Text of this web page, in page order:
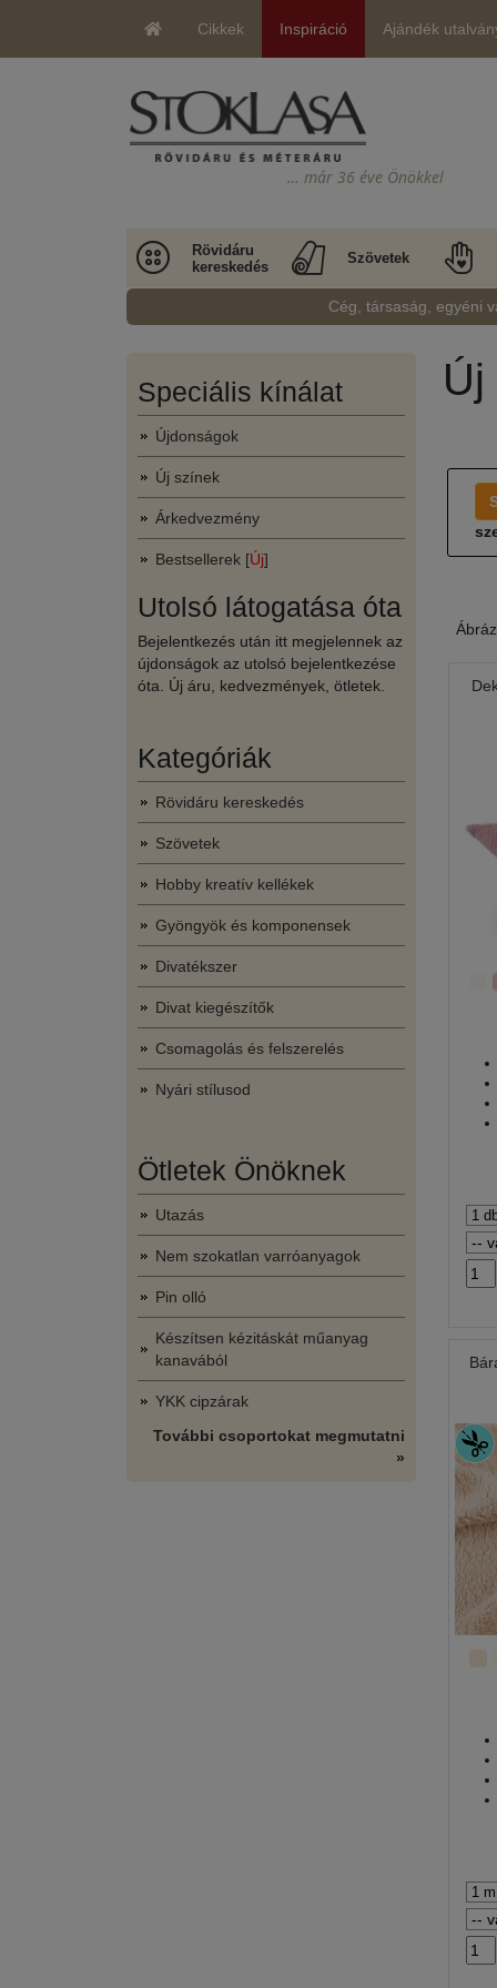
Cikkek Inspiráció Ajándék
… már 36 éve Önökkel
Rövidáru
kereskedés
Szövetek
Cég, társaság, egyéni
Speciális kínálat
Újdonságok
Új színek
Árkedvezmény
Bestsellerek [Új]
Utolsó látogatása óta
Bejelentkezés után itt megjelennek az
újdonságok az utolsó bejelentkezése
óta. Új áru, kedvezmények, ötletek.
Kategóriák
Rövidáru kereskedés
Szövetek
Hobby kreatív kellékek
Gyöngyök és komponensek
Divatékszer
Divat kiegészítők
Csomagolás és felszerelés
Nyári stílusod
Ötletek Önöknek
Utazás
Nem szokatlan varróanyagok
Pin olló
Készítsen kézitáskát műanyag
kanavából
YKK cipzárak
További csoportokat megmutatni
»